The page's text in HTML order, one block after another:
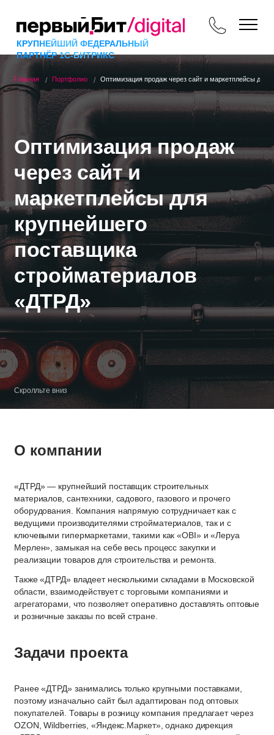
КРУПНЕЙШИЙ ФЕДЕРАЛЬНЫЙ
ПАРТНЁР 1С-БИТРИКС
Главная Портфолио Оптимизация продаж через сайт и маркетплейсы для
Оптимизация продаж
через сайт и
маркетплейсы для
крупнейшего
поставщика
стройматериалов
«ДТРД»
Скролльте вниз
О компании
«ДТРД» — крупнейший поставщик строительных
материалов, сантехники, садового, газового и прочего
оборудования. Компания напрямую сотрудничает как с
ведущими производителями стройматериалов, так и с
ключевыми гипермаркетами, такими как «OBI» и «Леруа
Мерлен», замыкая на себе весь процесс закупки и
реализации товаров для строительства и ремонта.
Также «ДТРД» владеет несколькими складами в Московской
области, взаимодействует с торговыми компаниями и
агрегаторами, что позволяет оперативно доставлять оптовые
и розничные заказы по всей стране.
Задачи проекта
Ранее «ДТРД» занимались только крупными поставками,
поэтому изначально сайт был адаптирован под оптовых
покупателей. Товары в розницу компания предлагает через
OZON, Wildberries, «Яндекс.Маркет», однако дирекция